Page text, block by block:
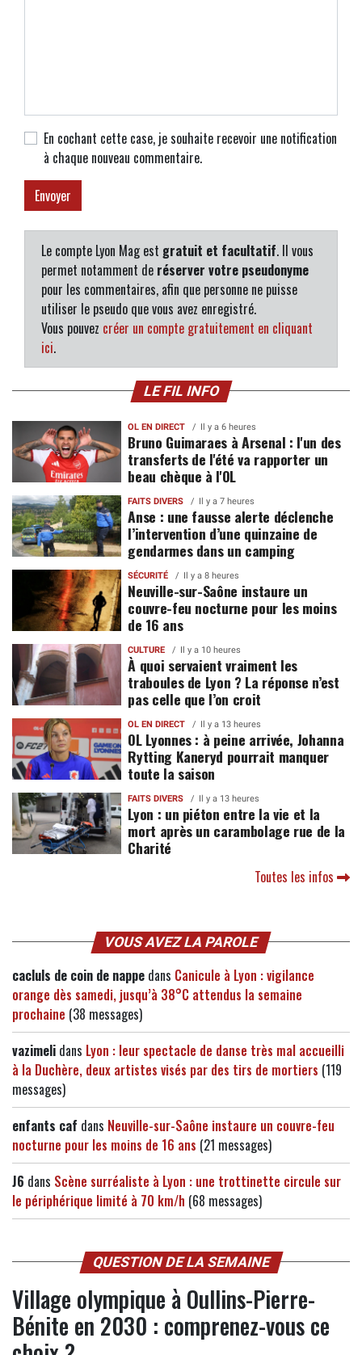
En cochant cette case, je souhaite recevoir une notification
à chaque nouveau commentaire.
Le compte Lyon Mag est gratuit et facultatif. Il vous
permet notamment de réserver votre pseudonyme
pour les commentaires, afin que personne ne puisse
utiliser le pseudo que vous avez enregistré.
Vous pouvez créer un compte gratuitement en cliquant
ici.
LE FIL INFO
OL EN DIRECT Il y a 6 heures
Bruno Guimaraes à Arsenal : l'un des
transferts de l'été va rapporter un
beau chèque à l'OL
FAITS DIVERS Il y a 7 heures
Anse : une fausse alerte déclenche
l’intervention d’une quinzaine de
gendarmes dans un camping
SÉCURITÉ Il y a 8 heures
Neuville-sur-Saône instaure un
couvre-feu nocturne pour les moins
de 16 ans
CULTURE Il y a 10 heures
À quoi servaient vraiment les
traboules de Lyon ? La réponse n’est
pas celle que l’on croit
OL EN DIRECT Il y a 13 heures
OL Lyonnes : à peine arrivée, Johanna
Rytting Kaneryd pourrait manquer
toute la saison
FAITS DIVERS Il y a 13 heures
Lyon : un piéton entre la vie et la
mort après un carambolage rue de la
Charité
Toutes les infos
VOUS AVEZ LA PAROLE
cacluls de coin de nappe dans Canicule à Lyon : vigilance
orange dès samedi, jusqu’à 38°C attendus la semaine
prochaine (38 messages)
vazimeli dans Lyon : leur spectacle de danse très mal accueilli
à la Duchère, deux artistes visés par des tirs de mortiers (119
messages)
enfants caf dans Neuville-sur-Saône instaure un couvre-feu
nocturne pour les moins de 16 ans (21 messages)
J6 dans Scène surréaliste à Lyon : une trottinette circule sur
le périphérique limité à 70 km/h (68 messages)
QUESTION DE LA SEMAINE
Village olympique à Oullins-Pierre-
Bénite en 2030 : comprenez-vous ce